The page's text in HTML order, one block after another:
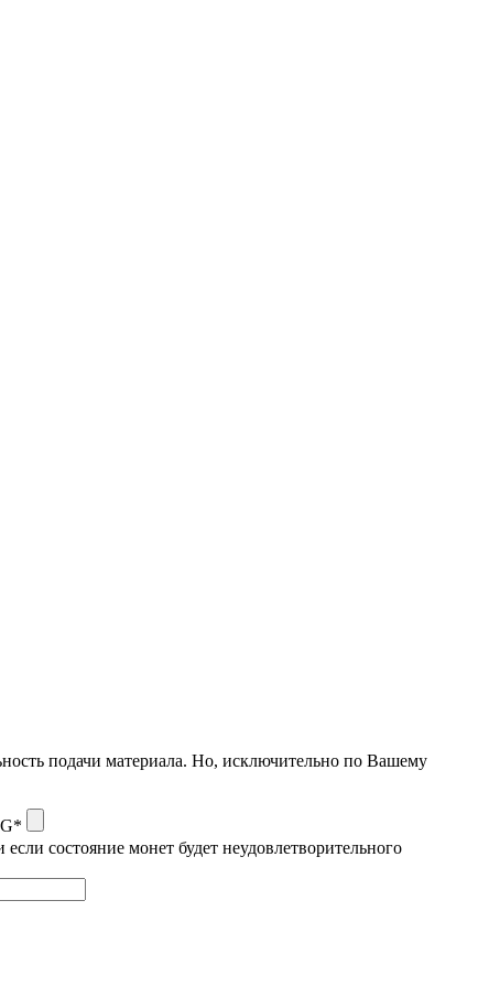
подачи материала. Но, исключительно по Вашему
состояние монет будет неудовлетворительного